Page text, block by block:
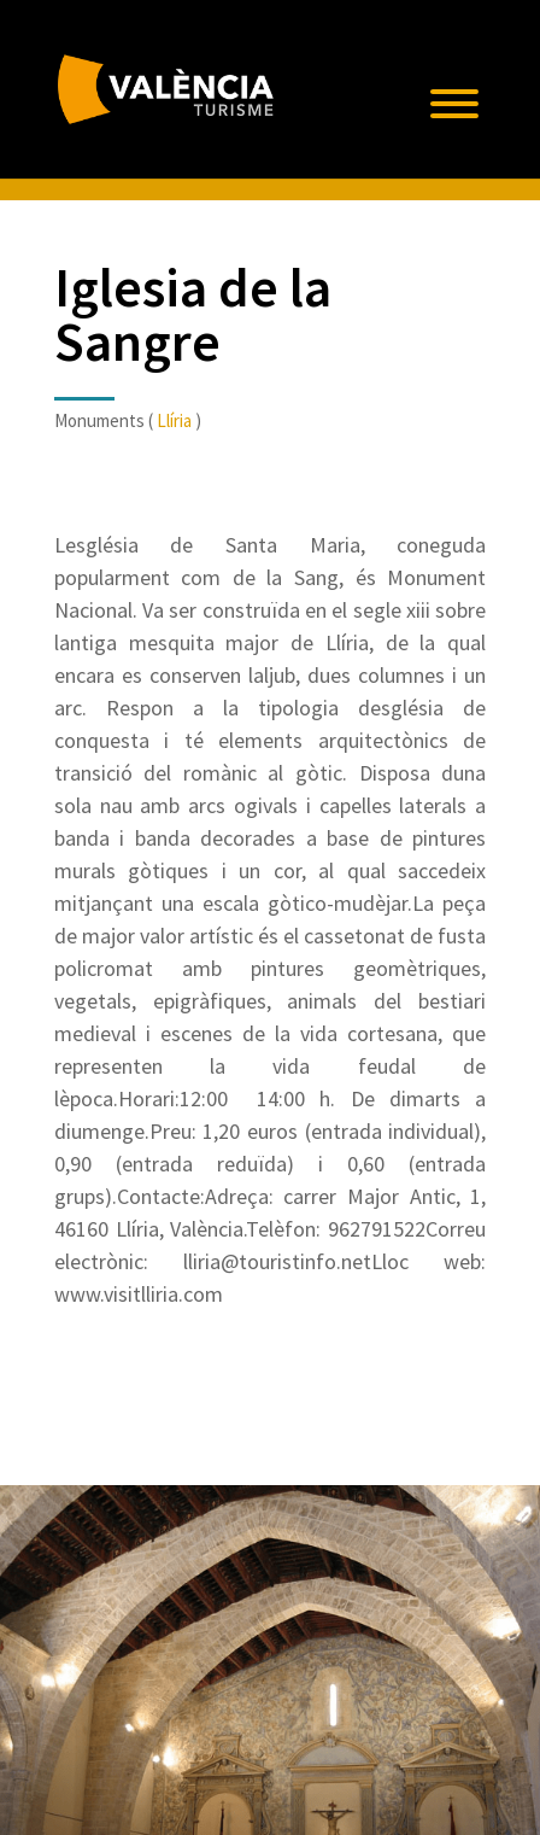
Iglesia de la
Sangre
Monuments ( Llíria )
Lesglésia de Santa Maria, coneguda
popularment com de la Sang, és Monument
Nacional. Va ser construïda en el segle xiii sobre
lantiga mesquita major de Llíria, de la qual
encara es conserven laljub, dues columnes i un
arc. Respon a la tipologia desglésia de
conquesta i té elements arquitectònics de
transició del romànic al gòtic. Disposa duna
sola nau amb arcs ogivals i capelles laterals a
banda i banda decorades a base de pintures
murals gòtiques i un cor, al qual saccedeix
mitjançant una escala gòtico-mudèjar.La peça
de major valor artístic és el cassetonat de fusta
policromat amb pintures geomètriques,
vegetals, epigràfiques, animals del bestiari
medieval i escenes de la vida cortesana, que
representen la vida feudal de
lèpoca.Horari:12:00  14:00 h. De dimarts a
diumenge.Preu: 1,20 euros (entrada individual),
0,90 (entrada reduïda) i 0,60 (entrada
grups).Contacte:Adreça: carrer Major Antic, 1,
46160 Llíria, València.Telèfon: 962791522Correu
electrònic: lliria@touristinfo.netLloc web:
www.visitlliria.com